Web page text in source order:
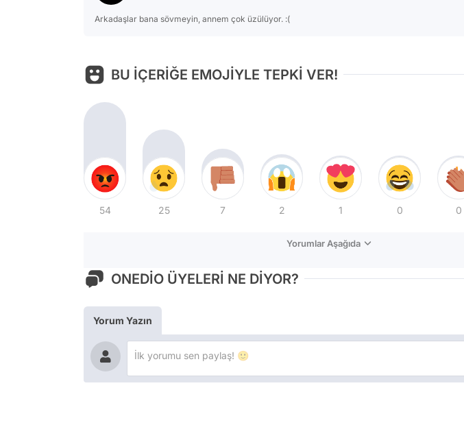
Arkadaşlar bana sövmeyin, annem çok üzülüyor. :(
BU İÇERİĞE EMOJİYLE TEPKİ VER!
54 25 7 2 1 0 0
Yorumlar Aşağıda
ONEDİO ÜYELERİ NE DİYOR?
Yorum Yazın